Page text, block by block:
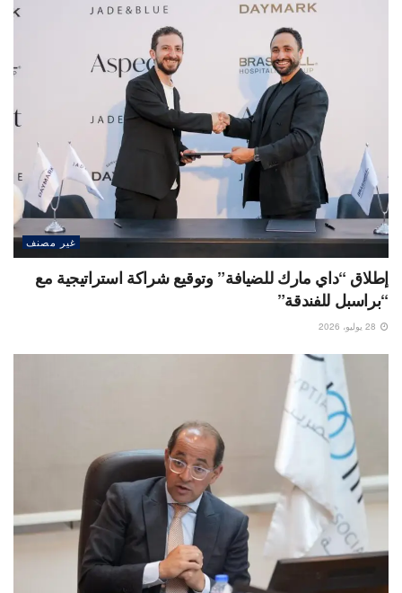
غير مصنف
إطلاق “داي مارك للضيافة” وتوقيع شراكة استراتيجية مع
“براسبل للفندقة”